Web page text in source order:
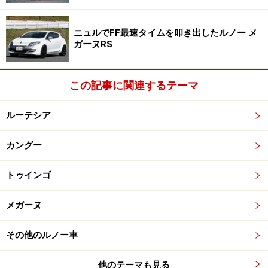
ニュルでFF最速タイムを叩き出したルノー メ
ガーヌRS
この記事に関連するテーマ
ルーテシア
カングー
トゥインゴ
メガーヌ
その他のルノー車
他のテーマも見る